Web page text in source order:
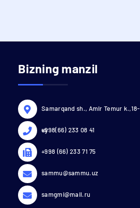
Bizning manzil
Samarqand sh., Amir Temur k.,18-
uy
+998(66) 233 08 41
+998 (66) 233 71 75
sammu@sammu.uz
samgmi@mail.ru